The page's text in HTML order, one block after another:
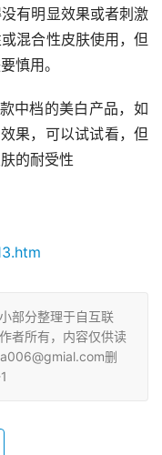
有明显效果或者刺激
混合性皮肤使用，但
慎用。
果，可以试试看，但
的耐受性
部分整理于自互联
者所有，内容仅供读
删